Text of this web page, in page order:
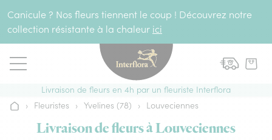
Canicule ? Nos fleurs tiennent le coup ! Découvrez notre
collection résistante à la chaleur ici
Livraison de fleurs en 4h par un fleuriste Interflora
Accueil
› Fleuristes › Yvelines (78) › Louveciennes
Livraison de fleurs à Louveciennes